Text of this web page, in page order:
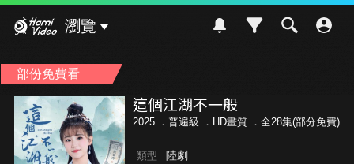
瀏覽
部份免費看
這個江湖不一般
2025 ． 普遍級 ．HD畫質 ．全28集(部分免費)
類型 陸劇